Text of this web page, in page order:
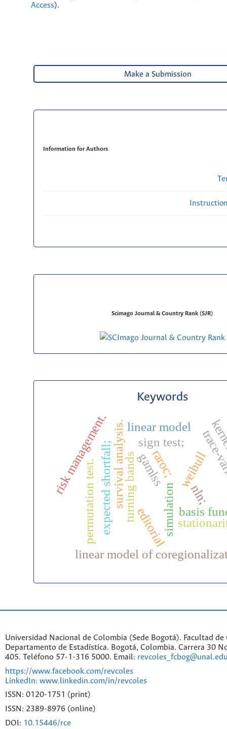
Access).
Make a Submission
Information for Authors
Scimago Journal & Country Rank (SJR)
Keywords
editorial
expected shortfall; nln;
raroc;
risk management.
basis
simulation
linear model of
turning bands
sign test;
survival analysis.
permutation test. gamlss
linear model
weibull
Universidad Nacional de Colombia (Sede Bogotá). Facultad de
Departamento de Estadística. Bogotá, Colombia. Carrera 30
405. Teléfono 57-1-316 5000. Email:
https://www.facebook.com/revcoles
LinkedIn: www.linkedin.com/in/revcoles
ISSN: 0120-1751 (print)
ISSN: 2389-8976 (online)
DOI: 10.15446/rce